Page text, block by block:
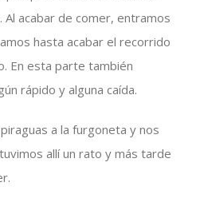
acabar de comer, entramos
hasta acabar el recorrido
En esta parte también
rápido y alguna caída.
a la furgoneta y nos
allí un rato y más tarde